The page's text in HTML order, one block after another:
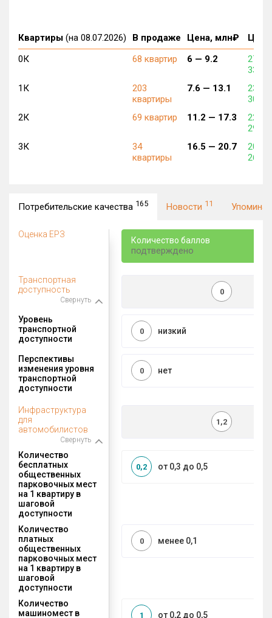
Квартиры (на 08.07.2026) В продаже Цена, млн₽
0К
68 квартир 6 — 9.2
277
336
1К
203
квартиры
7.6 — 13.1
232
304
2К
69 квартир 11.2 — 17.3
225
290
3К
34
квартиры
16.5 — 20.7
206
262
Потребительские качества 165 Новости 11
Оценка ЕРЗ
Количество баллов
подтверждено
Транспортная
доступность
Свернуть
0
Уровень
транспортной
доступности
низкий
0
Перспективы
изменения уровня
транспортной
доступности
нет
0
Инфраструктура
для
автомобилистов
Свернуть
1,2
Количество
бесплатных
общественных
парковочных мест
на 1 квартиру в
шаговой
доступности
от 0,3 до 0,5
0,2
Количество
платных
общественных
парковочных мест
на 1 квартиру в
шаговой
доступности
менее 0,1
0
Количество
машиномест в
от 0,2 до 0,5
1